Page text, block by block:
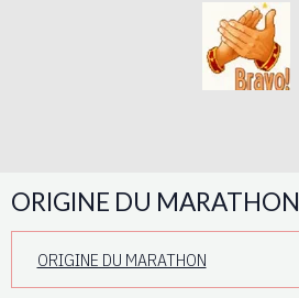
ORIGINE DU MARATHON
ORIGINE DU MARATHON